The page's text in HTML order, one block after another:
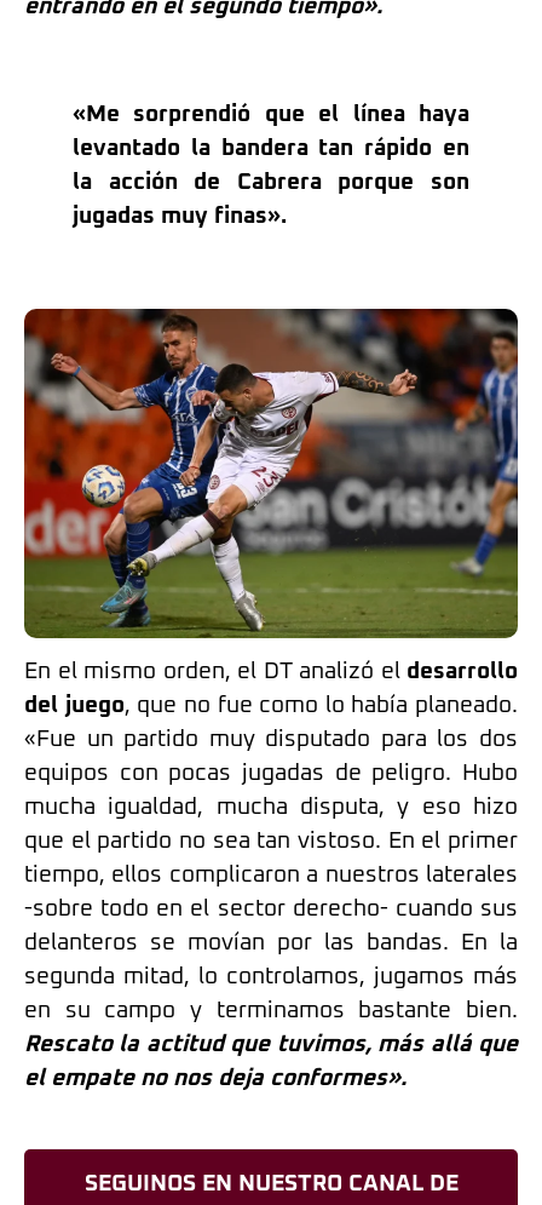
entrando en el segundo tiempo».
«Me sorprendió que el línea haya
levantado la bandera tan rápido en
la acción de Cabrera porque son
jugadas muy finas».
En el mismo orden, el DT analizó el desarrollo
del juego, que no fue como lo había planeado.
«Fue un partido muy disputado para los dos
equipos con pocas jugadas de peligro. Hubo
mucha igualdad, mucha disputa, y eso hizo
que el partido no sea tan vistoso. En el primer
tiempo, ellos complicaron a nuestros laterales
-sobre todo en el sector derecho- cuando sus
delanteros se movían por las bandas. En la
segunda mitad, lo controlamos, jugamos más
en su campo y terminamos bastante bien.
Rescato la actitud que tuvimos, más allá que
el empate no nos deja conformes».
SEGUINOS EN NUESTRO CANAL DE